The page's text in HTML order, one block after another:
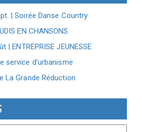
| Soirée Danse Country
EN CHANSONS
| ENTREPRISE JEUNESSE
service d’urbanisme
La Grande Réduction